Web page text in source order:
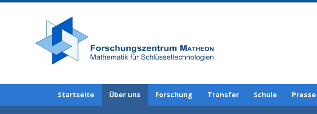
Startseite Über uns Forschung Transfer Schule Presse